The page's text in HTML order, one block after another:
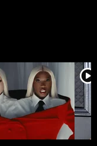
player2